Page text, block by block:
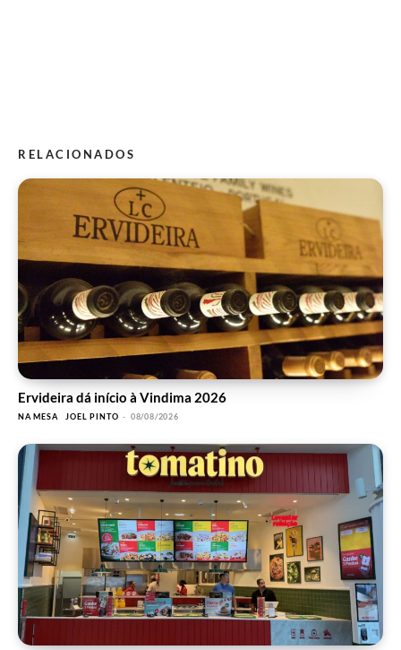
RELACIONADOS
Ervideira dá início à Vindima 2026
NA MESA JOEL PINTO - 08/08/2026